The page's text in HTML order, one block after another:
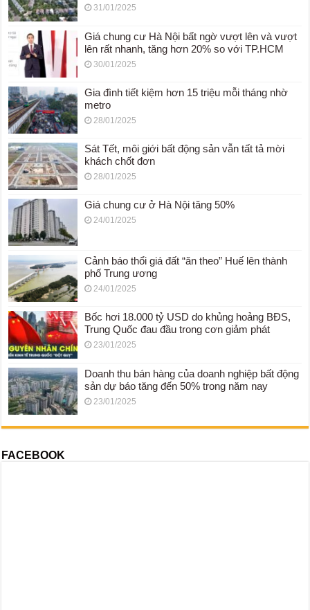
31/01/2025
Giá chung cư Hà Nội bất ngờ vượt lên và vượt
lên rất nhanh, tăng hơn 20% so với TP.HCM
30/01/2025
Gia đình tiết kiệm hơn 15 triệu mỗi tháng nhờ
metro
28/01/2025
Sát Tết, môi giới bất động sản vẫn tất tả mời
khách chốt đơn
28/01/2025
Giá chung cư ở Hà Nội tăng 50%
24/01/2025
Cảnh báo thổi giá đất “ăn theo” Huế lên thành
phố Trung ương
24/01/2025
Bốc hơi 18.000 tỷ USD do khủng hoảng BĐS,
Trung Quốc đau đầu trong cơn giảm phát
23/01/2025
Doanh thu bán hàng của doanh nghiệp bất động
sản dự báo tăng đến 50% trong năm nay
23/01/2025
FACEBOOK